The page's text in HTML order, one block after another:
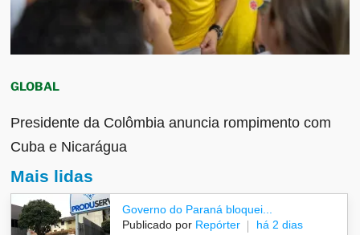
GLOBAL
Presidente da Colômbia anuncia rompimento com
Cuba e Nicarágua
Mais lidas
Governo do Paraná bloquei...
Publicado por Repórter há 2 dias